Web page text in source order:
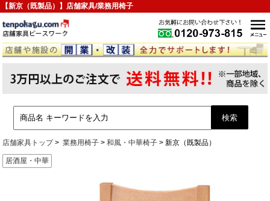
【新京（既製品）】店舗家具/業務用椅子
店舗家具トップ 業務用椅子 和風・中華椅子 新京（既製品）
居酒屋・中華